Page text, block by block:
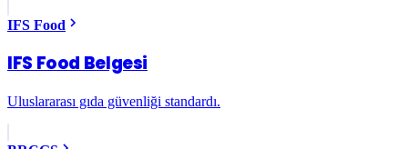
IFS Food
IFS Food Belgesi
Uluslararası gıda güvenliği standardı.